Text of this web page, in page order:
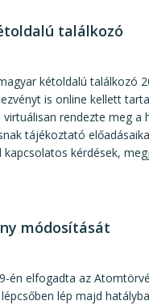
találkozó
kétoldalú találkozó
is online kellett
rendezte meg a
tájékoztató
kérdések,
módosítását
én elfogadta az
lép majd